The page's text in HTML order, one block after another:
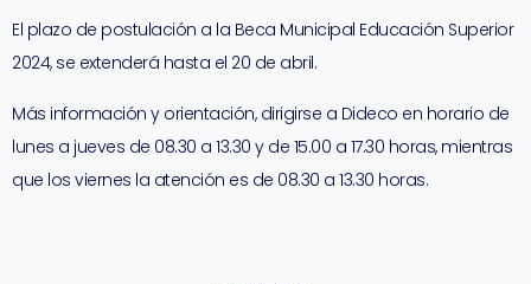
El plazo de postulación a la Beca Municipal Educación Superior
2024, se extenderá hasta el 20 de abril.
Más información y orientación, dirigirse a Dideco en horario de
lunes a jueves de 08.30 a 13.30 y de 15.00 a 17.30 horas, mientras
que los viernes la atención es de 08.30 a 13.30 horas.